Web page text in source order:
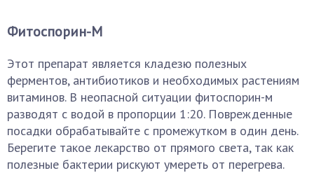
Фитоспорин-М
Этот препарат является кладезю полезных
ферментов, антибиотиков и необходимых растениям
витаминов. В неопасной ситуации фитоспорин-м
разводят с водой в пропорции 1:20. Поврежденные
посадки обрабатывайте с промежутком в один день.
Берегите такое лекарство от прямого света, так как
полезные бактерии рискуют умереть от перегрева.